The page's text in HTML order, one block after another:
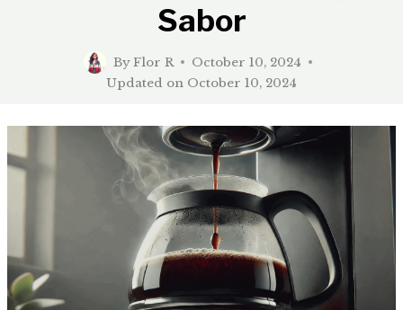
Sabor
ByFlor R
October 10, 2024
Updated on October 10, 2024